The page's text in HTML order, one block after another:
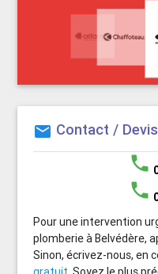
mail Contact /
phone
phone
Pour une intervention
plomberie à Belvédère,
Sinon, écrivez-nous,